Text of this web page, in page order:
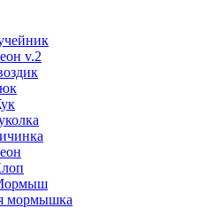
v.2
мормышка